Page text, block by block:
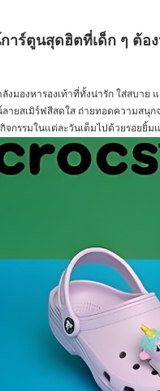
าร์ตูนสุดฮิตที่เด็ก ๆ ต้อ
งมองหารองเท้าที่ทั้งน่ารัก ใส่สบาย
ายสเมิร์ฟสีสดใส ถ่ายทอดความสนุก
จกรรมในแต่ละวันเต็มไปด้วยรอยยิ้ม